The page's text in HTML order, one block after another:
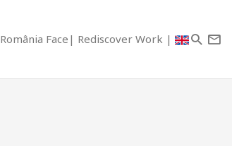
România Face Rediscover Work